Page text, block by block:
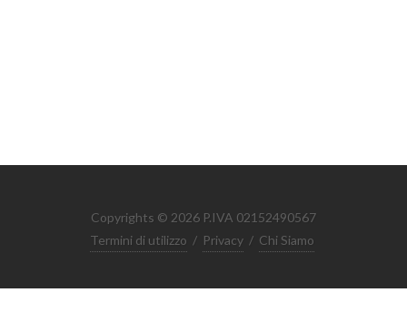
Copyrights © 2026 P.IVA 02152490567
Termini di utilizzo / Privacy / Chi Siamo